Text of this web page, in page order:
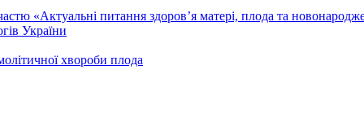
«Актуальні питання здоров’я матері, плода та
України
хвороби плода